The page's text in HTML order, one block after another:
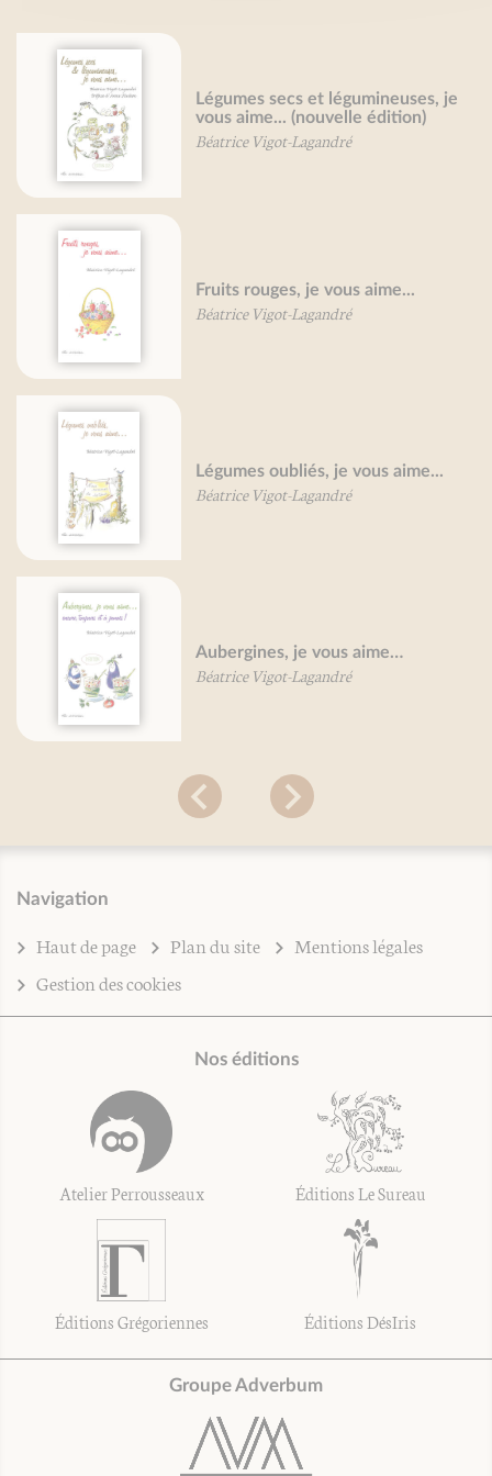
Légumes secs et légumineuses, je
vous aime... (nouvelle édition)
Béatrice Vigot-Lagandré
Fruits rouges, je vous aime...
Béatrice Vigot-Lagandré
Légumes oubliés, je vous aime...
Béatrice Vigot-Lagandré
Aubergines, je vous aime…
Béatrice Vigot-Lagandré
Navigation
Haut de page Plan du site
Mentions légales
Gestion des cookies
Nos éditions
Atelier Perrousseaux Éditions Le Sureau
Éditions Grégoriennes Éditions DésIris
Groupe Adverbum